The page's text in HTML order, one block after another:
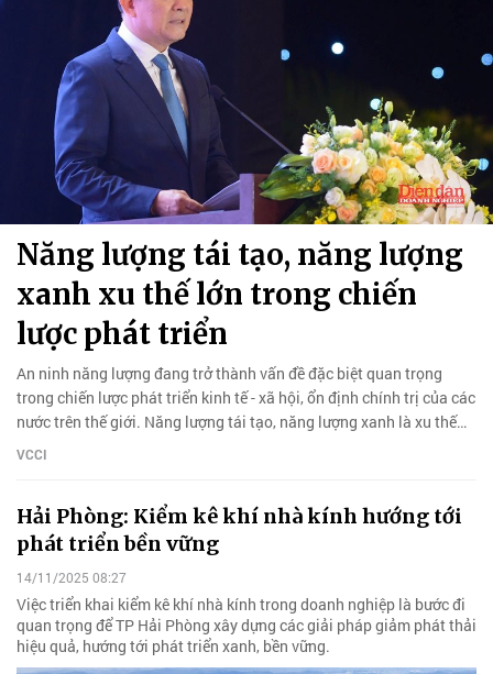
Năng lượng tái tạo, năng lượng
xanh xu thế lớn trong chiến
lược phát triển
An ninh năng lượng đang trở thành vấn đề đặc biệt quan trọng
trong chiến lược phát triển kinh tế - xã hội, ổn định chính trị của các
nước trên thế giới. Năng lượng tái tạo, năng lượng xanh là xu thế
lớn, phát triển rõ nét…
VCCI
Hải Phòng: Kiểm kê khí nhà kính hướng tới
phát triển bền vững
14/11/2025 08:27
Việc triển khai kiểm kê khí nhà kính trong doanh nghiệp là bước đi
quan trọng để TP Hải Phòng xây dựng các giải pháp giảm phát thải
hiệu quả, hướng tới phát triển xanh, bền vững.